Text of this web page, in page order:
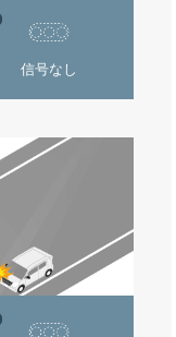
信号なし